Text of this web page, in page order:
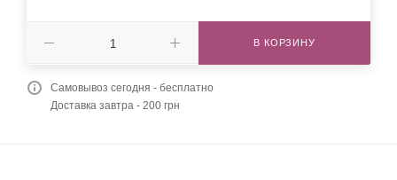
В КОРЗИНУ
Самовывоз сегодня - бесплатно
Доставка завтра - 200 грн